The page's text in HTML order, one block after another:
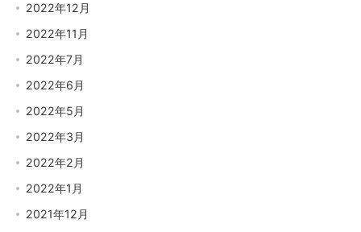
2022年12月
2022年11月
2022年7月
2022年6月
2022年5月
2022年3月
2022年2月
2022年1月
2021年12月